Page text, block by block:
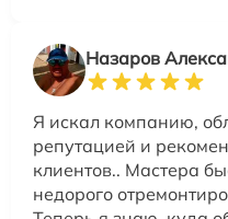
Назаров
Я искал компанию,
репутацией и
клиентов.. Мастера
недорого